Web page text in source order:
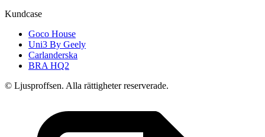
Kundcase
Goco House
Uni3 By Geely
Carlanderska
BRA HQ2
© Ljusproffsen. Alla rättigheter reserverade.